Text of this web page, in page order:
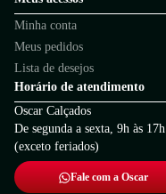
Minha conta
Meus pedidos
Lista de desejos
Horário de atendimento
Oscar Calçados
De segunda a sexta, 9h às 17h
(exceto feriados)
Fale com a Oscar